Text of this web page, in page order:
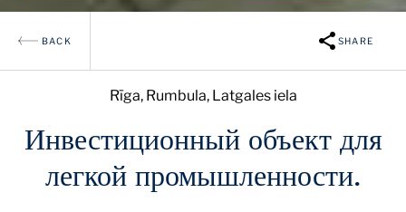
BACK SHARE
Rīga, Rumbula, Latgales iela
Инвестиционный объект для
легкой промышленности.